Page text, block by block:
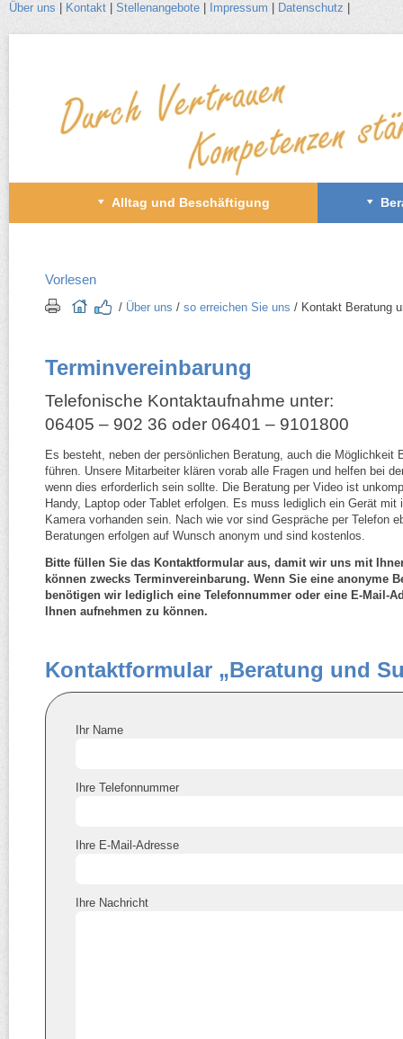
Über uns Kontakt Stellenangebote Impressum Datenschutz
Alltag und Beschäftigung
Vorlesen
/​ Über uns /​ so erreichen Sie uns /​ Kontakt Beratung
Terminvereinbarung
Telefonische Kontaktaufnahme unter:
06405 – 902 36 oder 06401 – 9101800
Es besteht, neben der persönlichen Beratung, auch die Möglichkeit
führen. Unsere Mitarbeiter klären vorab alle Fragen und helfen bei
wenn dies erforderlich sein sollte. Die Beratung per Video ist
Handy, Laptop oder Tablet erfolgen. Es muss lediglich ein Gerät mit
Kamera vorhanden sein. Nach wie vor sind Gespräche per Telefon
Beratungen erfolgen auf Wunsch anonym und sind kostenlos.
Bitte füllen Sie das Kontaktformular aus, damit wir uns mit
können zwecks Terminvereinbarung. Wenn Sie eine anonyme
benötigen wir lediglich eine Telefonnummer oder eine E-​Mail-​
Ihnen aufnehmen zu können.
Kontaktformular „Beratung und
Ihr Name
Ihre Telefonnummer
Ihre E-Mail-Adresse
Ihre Nachricht